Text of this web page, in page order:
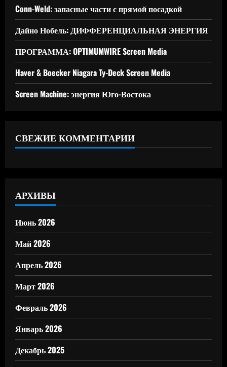
Conn-Weld: запасные части с прямой посадкой
Дайно Нобель: ДИФФЕРЕНЦИАЛЬНАЯ ЭНЕРГИЯ
ПРОГРАММА: OPTIMUMWIRE Screen Media
Haver & Boecker Niagara Ty-Deck Screen Media
Screen Machine: энергия Юго-Востока
СВЕЖИЕ КОММЕНТАРИИ
АРХИВЫ
Июнь 2026
Май 2026
Апрель 2026
Март 2026
Февраль 2026
Январь 2026
Декабрь 2025